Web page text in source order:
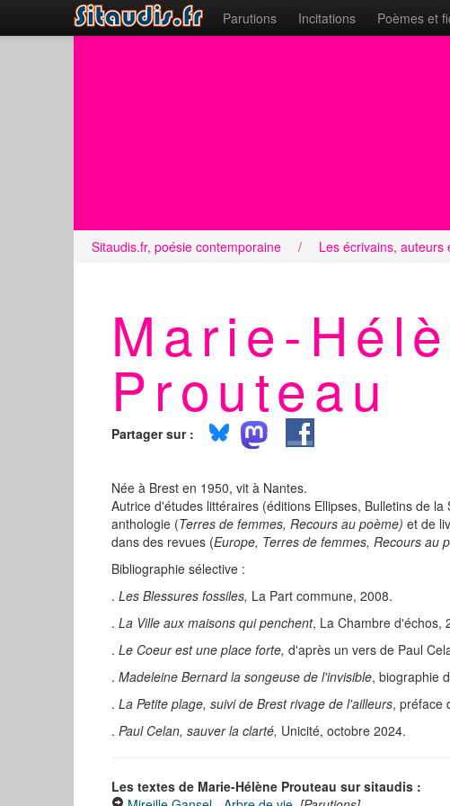
Parutions Incitations Poèmes et
Sitaudis.fr, poésie contemporaine / Les écrivains,
Marie-
Prouteau
Partager sur :
Née à Brest en 1950, vit à Nantes.
Autrice d'études littéraires (éditions Ellipses, Bulletins de
anthologie (Terres de femmes, Recours au poème) et de
dans des revues (Europe, Terres de femmes, Recours au
Bibliographie sélective :
. Les Blessures fossiles, La Part commune, 2008.
. La Ville aux maisons qui penchent, La Chambre d'échos,
. Le Coeur est une place forte, d'après un vers de Paul
. Madeleine Bernard la songeuse de l'invisible, biographie
. La Petite plage, suivi de Brest rivage de l'ailleurs, préface
. Paul Celan, sauver la clarté, Unicité, octobre 2024.
Les textes de Marie-Hélène Prouteau sur sitaudis :